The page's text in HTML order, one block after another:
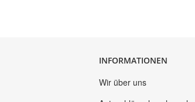
INFORMATIONEN
Wir über uns